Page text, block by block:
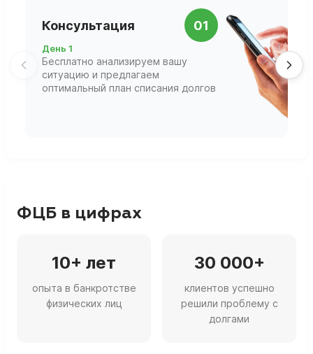
Консультация 01
День 1
Бесплатно анализируем вашу
ситуацию и предлагаем
оптимальный план списания долгов
ФЦБ в цифрах
10+ лет
опыта в банкротстве
физических лиц
30 000+
клиентов успешно
решили проблему с
долгами